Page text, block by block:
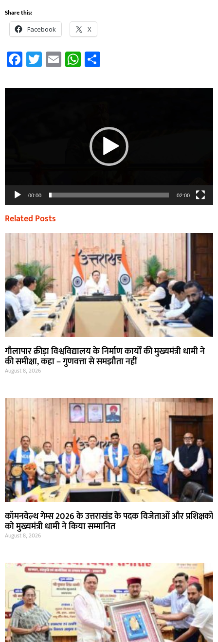
Share this:
Facebook X
Facebook
Twitter
EmailWhatsApp
00:00 02:00
Related Posts
गौलापार क्रीड़ा विश्वविद्यालय के निर्माण कार्यों की मुख्यमंत्री धामी ने
की समीक्षा, कहा – गुणवत्ता से समझौता नहीं
August 8, 2026
कॉमनवेल्थ गेम्स 2026 के उत्तराखंड के पदक विजेताओं और प्रशिक्षकों
को मुख्यमंत्री धामी ने किया सम्मानित
August 8, 2026